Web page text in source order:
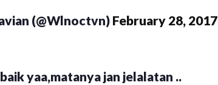
(@Wlnoctvn)February 28, 2017
yaa,matanya jan jelalatan ..